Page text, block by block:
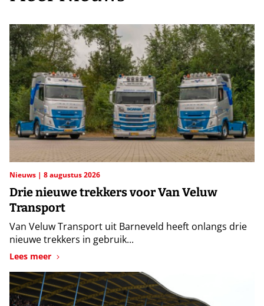
Nieuws 8 augustus 2026
Drie nieuwe trekkers voor Van Veluw
Transport
Van Veluw Transport uit Barneveld heeft onlangs drie
nieuwe trekkers in gebruik...
Lees meer